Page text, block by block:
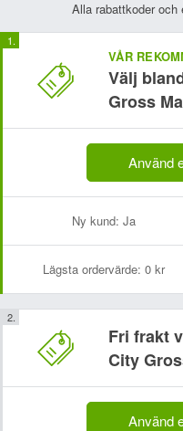
Alla rabattkoder och
VÅR
Välj
Gross
Använd
Ny kund: Ja
Lägsta ordervärde: 0 kr
Fri frakt
City
Använd